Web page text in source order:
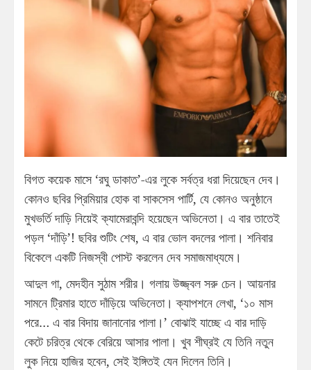
বিগত কয়েক মাসে ‘রঘু ডাকাত’-এর লুকে সর্বত্র ধরা দিয়েছেন দেব।
কোনও ছবির প্রিমিয়ার হোক বা সাকসেস পার্টি, যে কোনও অনুষ্ঠানে
মুখভর্তি দাড়ি নিয়েই ক্যামেরাবন্দি হয়েছেন অভিনেতা। এ বার তাতেই
পড়ল ‘দাঁড়ি’! ছবির শুটিং শেষ, এ বার ভোল বদলের পালা। শনিবার
বিকেলে একটি নিজস্বী পোস্ট করলেন দেব সমাজমাধ্যমে।
আদুল গা, মেদহীন সুঠাম শরীর। গলায় উজ্জ্বল সরু চেন। আয়নার
সামনে ট্রিমার হাতে দাঁড়িয়ে অভিনেতা। ক্যাপশনে লেখা, ‘১০ মাস
পরে… এ বার বিদায় জানানোর পালা।’ বোঝাই যাচ্ছে এ বার দাড়ি
কেটে চরিত্র থেকে বেরিয়ে আসার পালা। খুব শীঘ্রই যে তিনি নতুন
লুক নিয়ে হাজির হবেন, সেই ইঙ্গিতই যেন দিলেন তিনি।